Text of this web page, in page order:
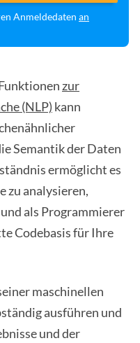
Anmeldedaten an
zur
(NLP) kann
Semantik der Daten
ermöglicht es
zu analysieren,
als Programmierer
Codebasis für Ihre
maschinellen
ausführen und
und der